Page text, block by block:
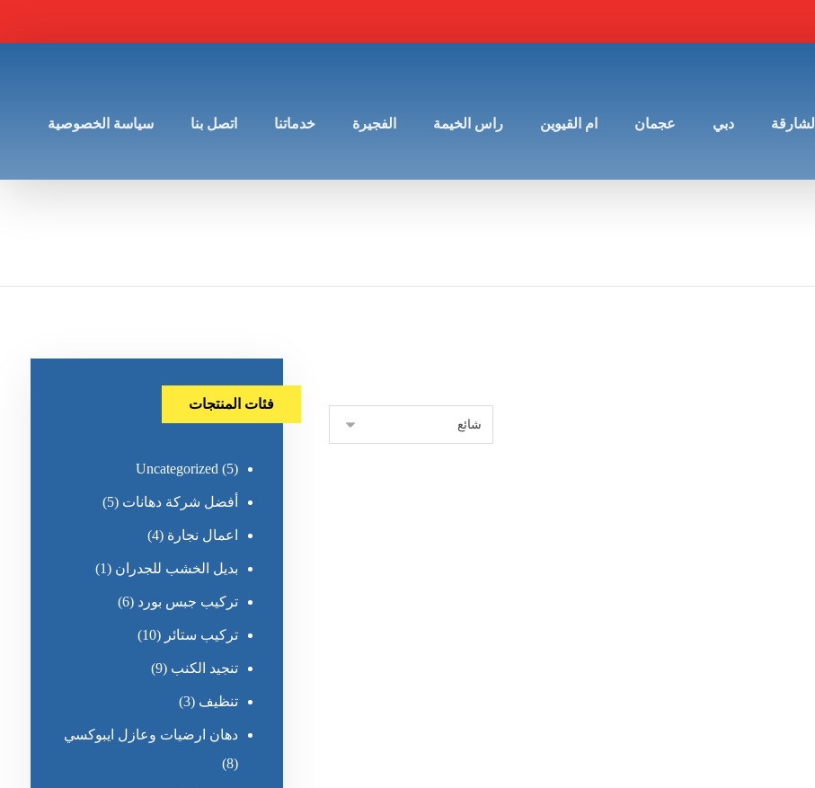
الشارقة دبي عجمان ام القيوين راس الخيمة الفجيرة خدماتنا اتصل بنا سياسة الخصوصية
فئات المنتجات
Uncategorized (5)
أفضل شركة دهانات (5)
اعمال نجارة (4)
بديل الخشب للجدران (1)
تركيب جبس بورد (6)
تركيب ستائر (10)
تنجيد الكنب (9)
تنظيف (3)
دهان ارضيات وعازل ايبوكسي
(8)